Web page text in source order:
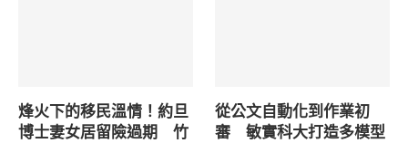
烽火下的移民溫情！約旦
博士妻女居留險過期 竹
從公文自動化到作業初
審 敏實科大打造多模型